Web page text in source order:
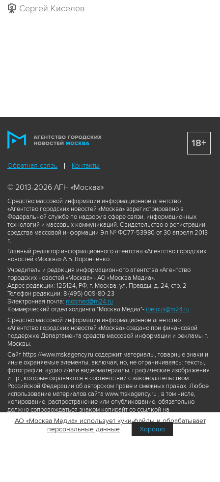
Сергей Киселев
Обратная связь Контакты
© 2013-2026 АГН «Москва»
Средство массовой информации информационное агентство
«Агентство городских новостей «Москва» зарегистрировано в
Федеральной службе по надзору в сфере связи, информационных
технологий и массовых коммуникаций. Свидетельство о регистрации
средства массовой информации Эл № ФС77-53980 от 30 апреля 2013
г.
Главный редактор информационного агентства «Агентство городских
новостей «Москва» А.Б. Воронченко.
Учредитель и редакция информационного агентства «Агентство
городских новостей «Москва» - АО «Москва Медиа».
Адрес редакции: 125124, РФ, г. Москва, ул. Правды, д. 24, стр. 2
Телефон редакции: 8 (495) 009-80-23
Электронная почта: mosmed@m24.ru
Коммерческий отдел холдинга "Москва Медиа"- ibelous@m24.ru
Средство массовой информации информационное агентство
«Агентство городских новостей «Москва» создано при финансовой
поддержке Департамента средств массовой информации и рекламы г.
Москвы.
Сайт https://www.mskagency.ru содержит материалы, товарные знаки и
иные охраняемые элементы, включая, но, не ограничиваясь: тексты,
фотографии, аудио и/или видеоматериалы, графические изображения
и пр., которые охраняются в соответствии с законодательством
Российской Федерации об авторском праве и смежных правах. Любое
использование материалов сайта www.mskagency.ru , в том числе,
копирование, распространение или опубликование, обязательно
должно сопровождаться знаком копирайт со ссылкой на
правообладателя © АО «Москва Медиа», а также гиперссылкой на сайт
www.mskagency.ru как на первоисточник информации. Переработка
материалов сайта www.mskagency.ru не допускается.
18+
АО «Москва Медиа» использует куки-файлы и обрабатывает
персональные данные
Хорошо